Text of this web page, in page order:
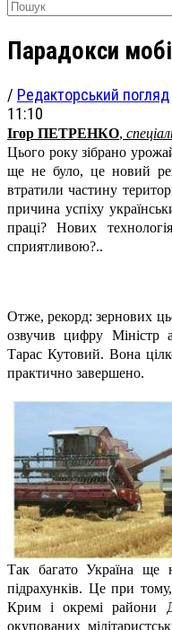
Парадокси
/ Редакторський погляд
11:10
Ігор ПЕТРЕНКО,
Цього року зібрано
ще не було, це новий
втратили частину
причина успіху
праці? Нових
сприятливою?..
Отже, рекорд: зернових
озвучив цифру Міністр
Тарас Кутовий. Вона
практично завершено.
Так багато Україна ще
підрахунків. Це при
Крим і окремі райони
окупованих